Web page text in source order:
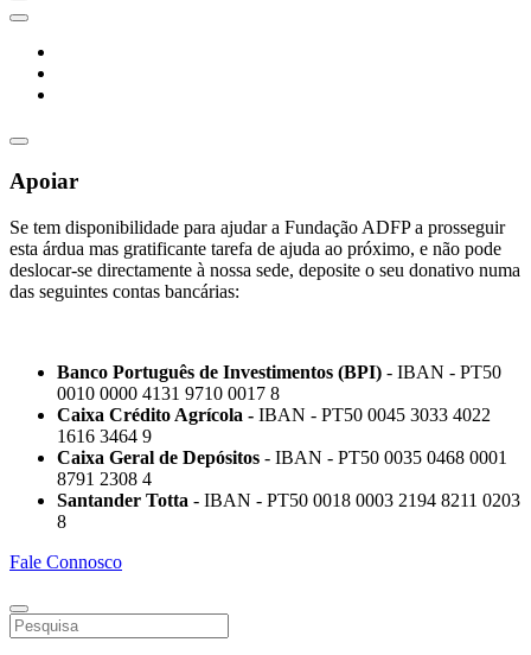
Apoiar
Se tem disponibilidade para ajudar a Fundação ADFP a prosseguir
esta árdua mas gratificante tarefa de ajuda ao próximo, e não pode
deslocar-se directamente à nossa sede, deposite o seu donativo numa
das seguintes contas bancárias:
Banco Português de Investimentos (BPI) - IBAN - PT50
0010 0000 4131 9710 0017 8
Caixa Crédito Agrícola - IBAN - PT50 0045 3033 4022
1616 3464 9
Caixa Geral de Depósitos - IBAN - PT50 0035 0468 0001
8791 2308 4
Santander Totta - IBAN - PT50 0018 0003 2194 8211 0203
8
Fale Connosco